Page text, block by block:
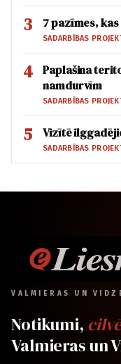
3 7 pazīmes,
SADARBĪBAS
4
Paplašina
namdurvīm
SADARBĪBAS
5 Vizītē
SADARBĪBAS
VALMIERAS UN
Notikumi,
Valmieras un